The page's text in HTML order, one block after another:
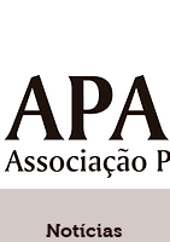
Notícias